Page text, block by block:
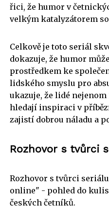
řici, že humor v
velkým katalyzátorem
Celkově je toto seriál
dokazuje, že humor
prostředkem ke
lidského smyslu pro
ukazuje, že lidé
hledají inspiraci v
zajistí dobrou náladu a
Rozhovor s tvůrci
Rozhovor s tvůrci
online" - pohled do
českých četníků.